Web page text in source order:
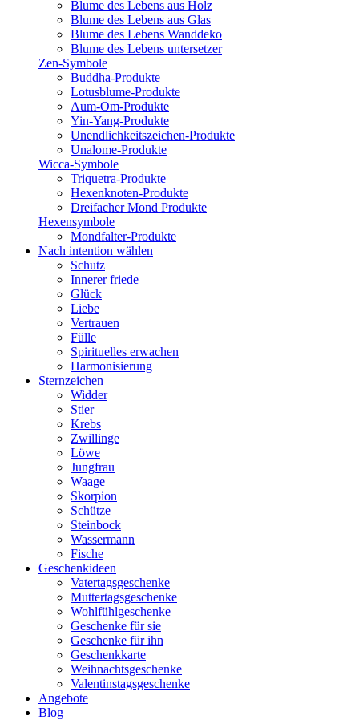
Blume des Lebens aus Holz
Blume des Lebens aus Glas
Blume des Lebens Wanddeko
Blume des Lebens untersetzer
Zen-Symbole
Buddha-Produkte
Lotusblume-Produkte
Aum-Om-Produkte
Yin-Yang-Produkte
Unendlichkeitszeichen-Produkte
Unalome-Produkte
Wicca-Symbole
Triquetra-Produkte
Hexenknoten-Produkte
Dreifacher Mond Produkte
Hexensymbole
Mondfalter-Produkte
Nach intention wählen
Schutz
Innerer friede
Glück
Liebe
Vertrauen
Fülle
Spirituelles erwachen
Harmonisierung
Sternzeichen
Widder
Stier
Krebs
Zwillinge
Löwe
Jungfrau
Waage
Skorpion
Schütze
Steinbock
Wassermann
Fische
Geschenkideen
Vatertagsgeschenke
Muttertagsgeschenke
Wohlfühlgeschenke
Geschenke für sie
Geschenke für ihn
Geschenkkarte
Weihnachtsgeschenke
Valentinstagsgeschenke
Angebote
Blog